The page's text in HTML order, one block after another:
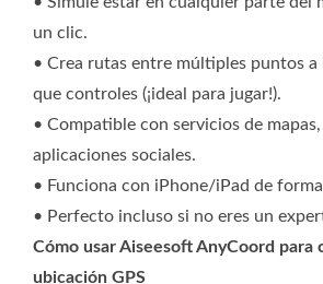
un clic.
• Crea rutas entre múltiples puntos a
que controles (¡ideal para jugar!).
• Compatible con servicios de
aplicaciones sociales.
• Funciona con iPhone/iPad de
• Perfecto incluso si no eres un
Cómo usar Aiseesoft AnyCoord para
ubicación GPS